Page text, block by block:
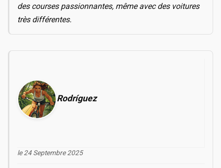
des courses passionnantes, même avec des voitures
très différentes.
Rodríguez
le 24 Septembre 2025